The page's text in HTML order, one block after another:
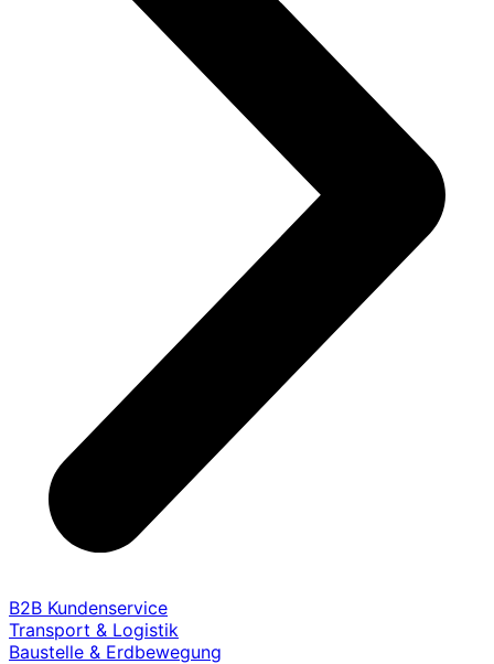
B2B Kundenservice
Transport & Logistik
Baustelle & Erdbewegung